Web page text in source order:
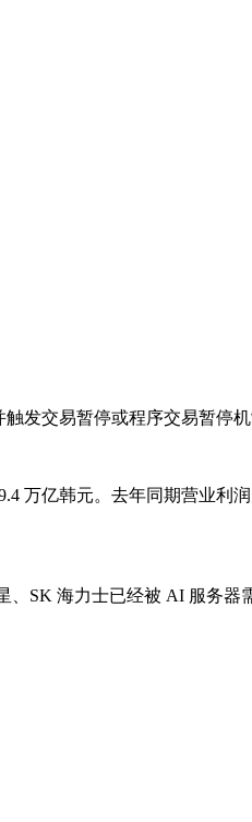
发交易暂停或程序交易暂停机
亿韩元。去年同期营业利
SK 海力士已经被 AI 服务器